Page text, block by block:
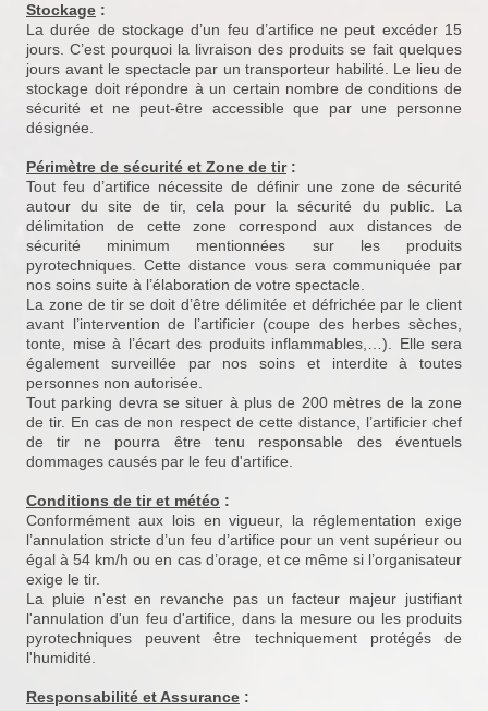
Stockage :
La durée de stockage d’un feu d’artifice ne peut excéder 15
jours. C’est pourquoi la livraison des produits se fait quelques
jours avant le spectacle par un transporteur habilité. Le lieu de
stockage doit répondre à un certain nombre de conditions de
sécurité et ne peut-être accessible que par une personne
désignée.
Périmètre de sécurité et Zone de tir:
Tout feu d’artifice nécessite de définir une zone de sécurité
autour du site de tir, cela pour la sécurité du public. La
délimitation de cette zone correspond aux distances de
sécurité minimum mentionnées sur les produits
pyrotechniques. Cette distance vous sera communiquée par
nos soins suite à l’élaboration de votre spectacle.
La zone de tir se doit d’être délimitée et défrichée par le client
avant l’intervention de l’artificier (coupe des herbes sèches,
tonte, mise à l’écart des produits inflammables,…). Elle sera
également surveillée par nos soins et interdite à toutes
personnes non autorisée.
Tout parking devra se situer à plus de 200 mètres de la zone
de tir. En cas de non respect de cette distance, l’artificier chef
de tir ne pourra être tenu responsable des éventuels
dommages causés par le feu d'artifice.
Conditions de tir et météo :
Conformément aux lois en vigueur, la réglementation exige
l’annulation stricte d’un feu d’artifice pour un vent supérieur ou
égal à 54 km/h ou en cas d’orage, et ce même si l’organisateur
exige le tir.
La pluie n'est en revanche pas un facteur majeur justifiant
l'annulation d'un feu d'artifice, dans la mesure ou les produits
pyrotechniques peuvent être techniquement protégés de
l'humidité.
Responsabilité et Assurance :